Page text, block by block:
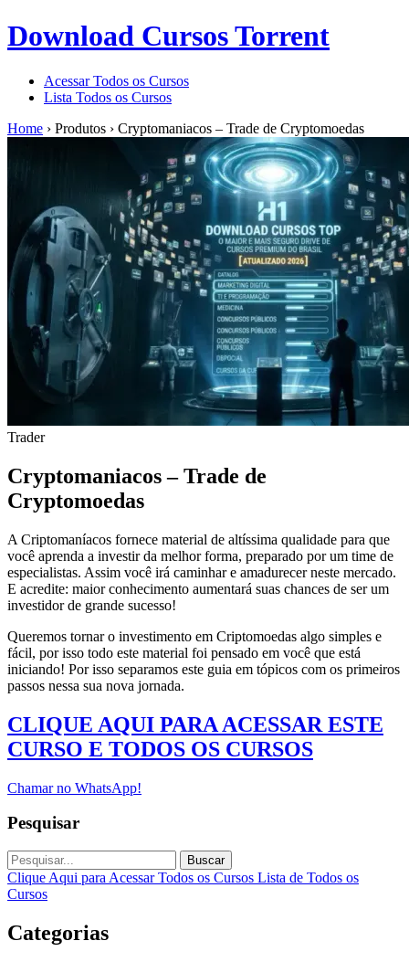
Download Cursos Torrent
Acessar Todos os Cursos
Lista Todos os Cursos
Home › Produtos › Cryptomaniacos – Trade de Cryptomoedas
Trader
Cryptomaniacos – Trade de
Cryptomoedas
A Criptomaníacos fornece material de altíssima qualidade para que
você aprenda a investir da melhor forma, preparado por um time de
especialistas. Assim você irá caminhar e amadurecer neste mercado.
E acredite: maior conhecimento aumentará suas chances de ser um
investidor de grande sucesso!
Queremos tornar o investimento em Criptomoedas algo simples e
fácil, por isso todo este material foi pensado em você que está
iniciando! Por isso separamos este guia em tópicos com os primeiros
passos nessa sua nova jornada.
CLIQUE AQUI PARA ACESSAR ESTE
CURSO E TODOS OS CURSOS
Chamar no WhatsApp!
Pesquisar
Buscar
Clique Aqui para Acessar Todos os Cursos Lista de Todos os
Cursos
Categorias